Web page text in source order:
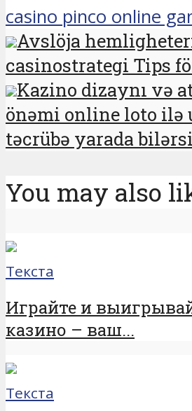
casino pinco online
Avslöja
casinostrategi Tips
Kazino dizaynı və
önəmi online loto ilə
təcrübə yarada
You may also
Текста
Играйте и
казино – ваш...
Текста